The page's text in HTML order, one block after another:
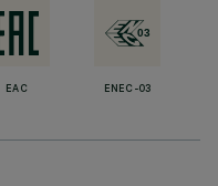
EAC ENEC-03